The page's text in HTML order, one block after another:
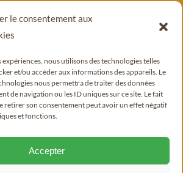
le consentement aux
nous utilisons des technologies telles
et/ou accéder aux informations des appareils. Le
nous permettra de traiter des données
de navigation ou les ID uniques sur ce site. Le fait
retirer son consentement peut avoir un effet négatif
et fonctions.
Accepter
PRODUITS
DE
|Mentions légales|Politique de confidentialité|